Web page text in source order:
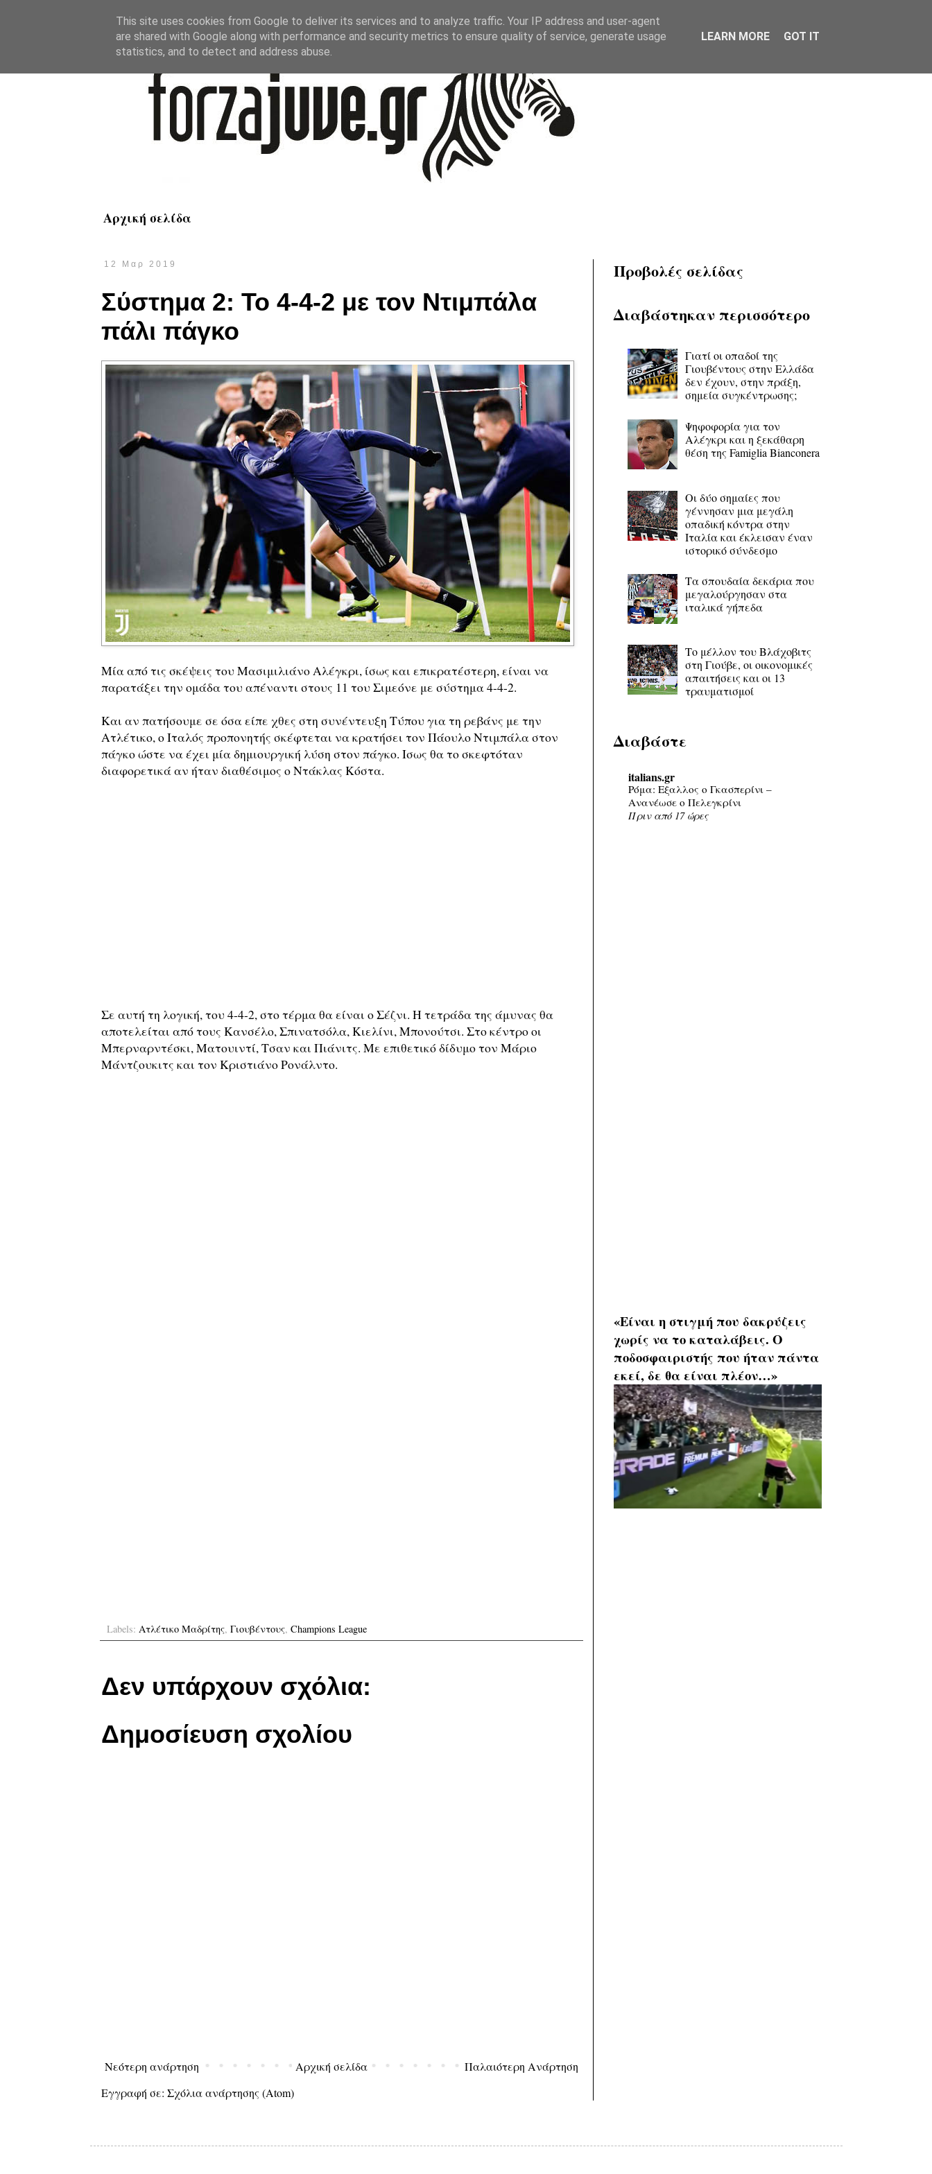
Αρχική σελίδα
12 Μαρ 2019
Σύστημα 2: Το 4-4-2 με τον Ντιμπάλα
πάλι πάγκο
Μία από τις σκέψεις του Μασιμιλιάνο Αλέγκρι, ίσως και επικρατέστερη, είναι να
παρατάξει την ομάδα του απέναντι στους 11 του Σιμεόνε με σύστημα 4-4-2.
Και αν πατήσουμε σε όσα είπε χθες στη συνέντευξη Τύπου για τη ρεβάνς με την
Ατλέτικο, ο Ιταλός προπονητής σκέφτεται να κρατήσει τον Πάουλο Ντιμπάλα στον
πάγκο ώστε να έχει μία δημιουργική λύση στον πάγκο. Ισως θα το σκεφτόταν
διαφορετικά αν ήταν διαθέσιμος ο Ντάκλας Κόστα.
Σε αυτή τη λογική, του 4-4-2, στο τέρμα θα είναι ο Σέζνι. Η τετράδα της άμυνας θα
αποτελείται από τους Κανσέλο, Σπινατσόλα, Κιελίνι, Μπονούτσι. Στο κέντρο οι
Μπερναρντέσκι, Ματουιντί, Τσαν και Πιάνιτς. Με επιθετικό δίδυμο τον Μάριο
Μάντζουκιτς και τον Κριστιάνο Ρονάλντο.
Labels: Ατλέτικο Μαδρίτης, Γιουβέντους, Champions League
Δεν υπάρχουν σχόλια:
Δημοσίευση σχολίου
Νεότερη ανάρτηση Παλαιότερη Ανάρτηση
Αρχική σελίδα
Εγγραφή σε: Σχόλια ανάρτησης (Atom)
Προβολές σελίδας
Διαβάστηκαν περισσότερο
Γιατί οι οπαδοί της
Γιουβέντους στην Ελλάδα
δεν έχουν, στην πράξη,
σημεία συγκέντρωσης;
Ψηφοφορία για τον
Αλέγκρι και η ξεκάθαρη
θέση της Famiglia Bianconera
Οι δύο σημαίες που
γέννησαν μια μεγάλη
οπαδική κόντρα στην
Ιταλία και έκλεισαν έναν
ιστορικό σύνδεσμο
Τα σπουδαία δεκάρια που
μεγαλούργησαν στα
ιταλικά γήπεδα
Το μέλλον του Βλάχοβιτς
στη Γιούβε, οι οικονομικές
απαιτήσεις και οι 13
τραυματισμοί
Διαβάστε
italians.gr
Ρόμα: Εξαλλος ο Γκασπερίνι –
Ανανέωσε ο Πελεγκρίνι
Πριν από 17 ώρες
«Είναι η στιγμή που δακρύζεις
χωρίς να το καταλάβεις. Ο
ποδοσφαιριστής που ήταν πάντα
εκεί, δε θα είναι πλέον…»
This site uses cookies from Google to deliver its services and to analyze traffic. Your IP address and user-agent
are shared with Google along with performance and security metrics to ensure quality of service, generate usage
statistics, and to detect and address abuse.
LEARN MORE GOT IT